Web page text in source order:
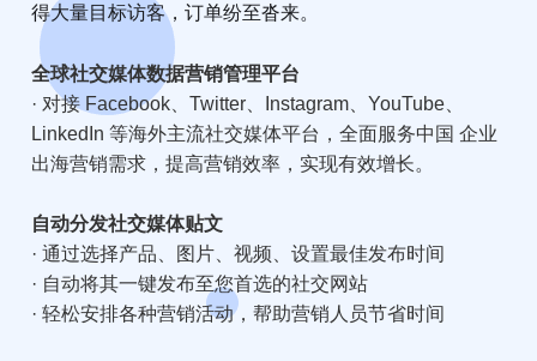
得大量目标访客，订单纷至沓来。
全球社交媒体数据营销管理平台
· 对接 Facebook、Twitter、Instagram、YouTube、
LinkedIn 等海外主流社交媒体平台，全面服务中国 企业
出海营销需求，提高营销效率，实现有效增长。
自动分发社交媒体贴文
· 通过选择产品、图片、视频、设置最佳发布时间
· 自动将其一键发布至您首选的社交网站
· 轻松安排各种营销活动，帮助营销人员节省时间